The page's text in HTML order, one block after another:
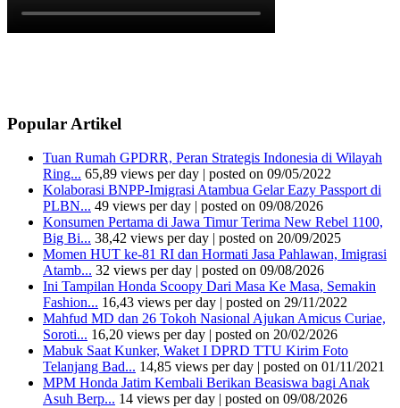
Popular Artikel
Tuan Rumah GPDRR, Peran Strategis Indonesia di Wilayah
Ring... 65,89 views per day | posted on 09/05/2022
Kolaborasi BNPP-Imigrasi Atambua Gelar Eazy Passport di
PLBN... 49 views per day | posted on 09/08/2026
Konsumen Pertama di Jawa Timur Terima New Rebel 1100,
Big Bi... 38,42 views per day | posted on 20/09/2025
Momen HUT ke-81 RI dan Hormati Jasa Pahlawan, Imigrasi
Atamb... 32 views per day | posted on 09/08/2026
Ini Tampilan Honda Scoopy Dari Masa Ke Masa, Semakin
Fashion... 16,43 views per day | posted on 29/11/2022
Mahfud MD dan 26 Tokoh Nasional Ajukan Amicus Curiae,
Soroti... 16,20 views per day | posted on 20/02/2026
Mabuk Saat Kunker, Waket I DPRD TTU Kirim Foto
Telanjang Bad... 14,85 views per day | posted on 01/11/2021
MPM Honda Jatim Kembali Berikan Beasiswa bagi Anak
Asuh Berp... 14 views per day | posted on 09/08/2026